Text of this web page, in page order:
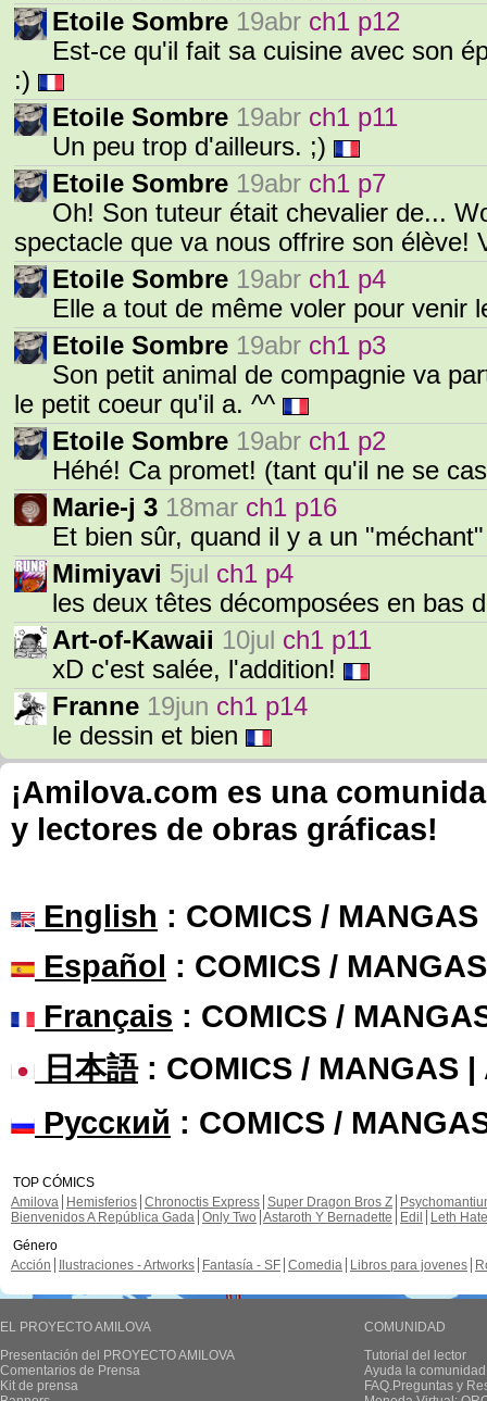
Etoile Sombre 19abr ch1 p12
Est-ce qu'il fait sa cuisine avec son
:)
Etoile Sombre 19abr ch1 p11
Un peu trop d'ailleurs. ;)
Etoile Sombre 19abr ch1 p7
Oh! Son tuteur était chevalier de...
spectacle que va nous offrire son élève!
Etoile Sombre 19abr ch1 p4
Elle a tout de même voler pour venir
Etoile Sombre 19abr ch1 p3
Son petit animal de compagnie va
le petit coeur qu'il a. ^^
Etoile Sombre 19abr ch1 p2
Héhé! Ca promet! (tant qu'il ne se
Marie-j 3 18mar ch1 p16
Et bien sûr, quand il y a un
Mimiyavi 5jul ch1 p4
les deux têtes décomposées en bas
Art-of-Kawaii 10jul ch1 p11
xD c'est salée, l'addition!
Franne 19jun ch1 p14
le dessin et bien
¡Amilova.com es una
y lectores de obras gráficas!
English : COMICS /
Español : COMICS /
Français : COMICS /
日本語: COMICS / MANGAS |
Русский : COMICS /
TOP CÓMICS
Amilova
Hemisferios Chronoctis Express Super Dragon Bros Z
Bienvenidos A República Gada Only Two Astaroth Y Bernadette Edil
Leth Hate
Género
Acción
Ilustraciones - Artworks Fantasía - SF Comedia Libros para jovenes
EL PROYECTO AMILOVA
Presentación del PROYECTO AMILOVA
Comentarios de Prensa
Kit de prensa
COMUNIDAD
Tutorial del lector
Ayuda la
FAQ.Preguntas y